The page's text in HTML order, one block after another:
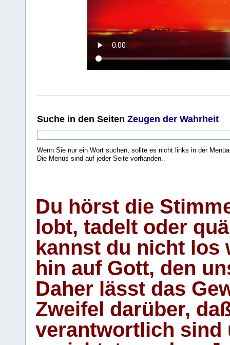
Suche in den Seiten Zeugen der Wahrheit
Wenn Sie nur ein Wort suchen, sollte es nicht links in der
Die Menüs sind auf jeder Seite vorhanden.
Du hörst die
lobt, tadelt oder
kannst du nicht los
hin auf Gott, den
Daher lässt das
Zweifel darüber,
verantwortlich sind